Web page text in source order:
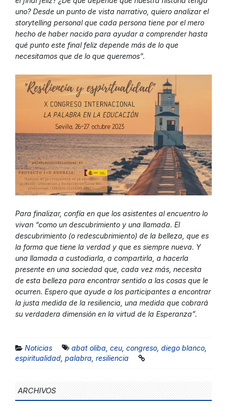
uno? Desde un punto de vista narrativo, quiero analizar el
storytelling personal que cada persona tiene por el mero
hecho de haber nacido para ayudar a comprender hasta
qué punto este final feliz depende más de lo que
necesitamos que de lo que queremos”.
Para finalizar, confía en que los asistentes al encuentro lo
vivan “como un descubrimiento y una llamada. El
descubrimiento (o redescubrimiento) de la belleza, que es
la forma que tiene la verdad y que es siempre nueva. Y
una llamada a custodiarla, a compartirla, a hacerla
presente en una sociedad que, cada vez más, necesita
de esta belleza para encontrar sentido a las cosas que le
ocurren. Espero que ayude a los participantes a encontrar
la justa medida de la resiliencia, una medida que cobrará
su verdadera dimensión en la virtud de la Esperanza”.
Noticias abat oliba ceu congreso diego blanco
espiritualidad palabra resiliencia
ARCHIVOS